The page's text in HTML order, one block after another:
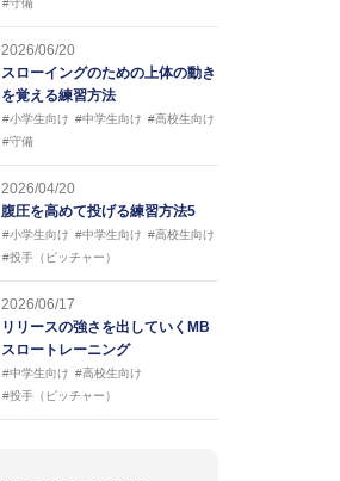
#守備
2026/06/20
スローイングのための上体の動き
を覚える練習方法
#小学生向け #中学生向け #高校生向け
#守備
2026/04/20
腹圧を高めて投げる練習方法5
#小学生向け #中学生向け #高校生向け
#投手（ピッチャー）
2026/06/17
リリースの強さを出していくMB
スロートレーニング
#中学生向け #高校生向け
#投手（ピッチャー）